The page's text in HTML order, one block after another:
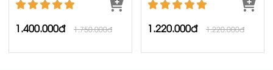
1.400.000đ 1.750.000đ 1.220.000đ 1.220.000đ